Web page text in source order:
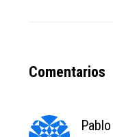
Reader
Comentarios